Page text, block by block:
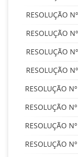
RESOLUÇÃO
RESOLUÇÃO
RESOLUÇÃO
RESOLUÇÃO
RESOLUÇÃO
RESOLUÇÃO
RESOLUÇÃO
RESOLUÇÃO